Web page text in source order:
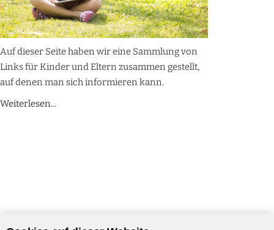
Auf dieser Seite haben wir eine Sammlung von
Links für Kinder und Eltern zusammen gestellt,
auf denen man sich informieren kann.
Weiterlesen...